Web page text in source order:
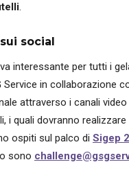
.
social
interessante per tutti i
Service in collaborazione
attraverso i canali
i quali dovranno realizzare
ospiti sul palco di Sigep
sono